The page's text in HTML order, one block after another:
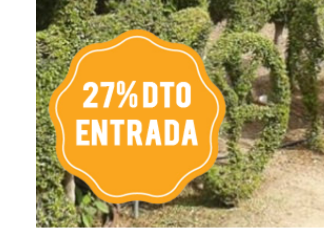
Fiesta de los Fueros 2026 de
Sepúlveda y Feria de
Artesanía
Velay, una imagen renovada
para el vermouth de
Valladolid
El Cronicón de Oña sale a la
Conciertos gratuitos del